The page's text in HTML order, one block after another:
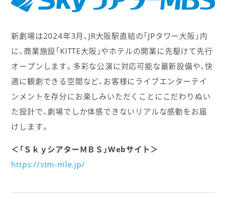
新劇場は2024年3月、JR大阪駅直結の「JPタワー大阪」内
に、商業施設「KITTE大阪」やホテルの開業に先駆けて先行
オープンします。多彩な公演に対応可能な最新設備や、快
適に観劇できる空間など、お客様にライブエンターテイ
ンメントを存分にお楽しみいただくことにこだわりぬい
た設計で、劇場でしか体感できないリアルな感動をお届
けします。
＜「ＳｋｙシアターＭＢＳ」Webサイト＞
https://stm-mle.jp/